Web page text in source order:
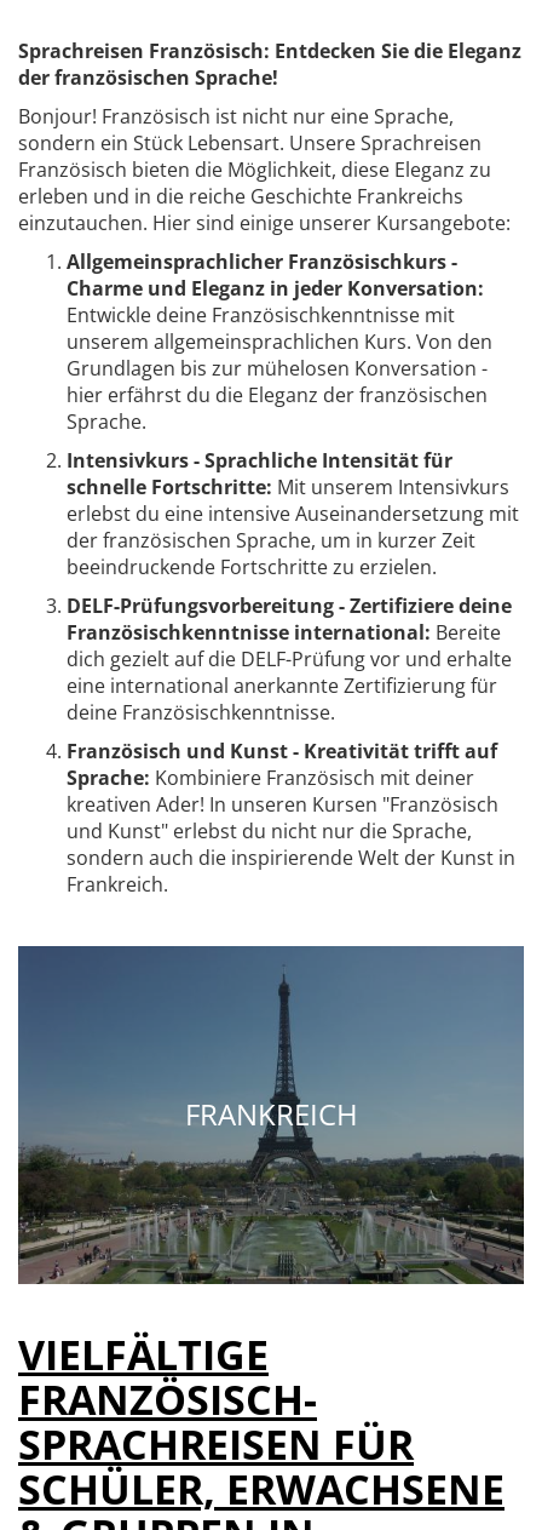
Sprachreisen Französisch: Entdecken Sie die Eleganz
der französischen Sprache!
Bonjour! Französisch ist nicht nur eine Sprache,
sondern ein Stück Lebensart. Unsere Sprachreisen
Französisch bieten die Möglichkeit, diese Eleganz zu
erleben und in die reiche Geschichte Frankreichs
einzutauchen. Hier sind einige unserer Kursangebote:
Allgemeinsprachlicher Französischkurs -
Charme und Eleganz in jeder Konversation:
Entwickle deine Französischkenntnisse mit
unserem allgemeinsprachlichen Kurs. Von den
Grundlagen bis zur mühelosen Konversation -
hier erfährst du die Eleganz der französischen
Sprache.
Intensivkurs - Sprachliche Intensität für
schnelle Fortschritte: Mit unserem Intensivkurs
erlebst du eine intensive Auseinandersetzung mit
der französischen Sprache, um in kurzer Zeit
beeindruckende Fortschritte zu erzielen.
DELF-Prüfungsvorbereitung - Zertifiziere deine
Französischkenntnisse international: Bereite
dich gezielt auf die DELF-Prüfung vor und erhalte
eine international anerkannte Zertifizierung für
deine Französischkenntnisse.
Französisch und Kunst - Kreativität trifft auf
Sprache: Kombiniere Französisch mit deiner
kreativen Ader! In unseren Kursen "Französisch
und Kunst" erlebst du nicht nur die Sprache,
sondern auch die inspirierende Welt der Kunst in
Frankreich.
FRANKREICH
VIELFÄLTIGE
FRANZÖSISCH-
SPRACHREISEN FÜR
SCHÜLER, ERWACHSENE